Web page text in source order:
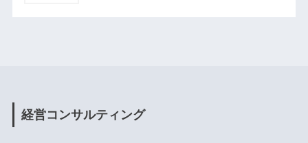
経営コンサルティング